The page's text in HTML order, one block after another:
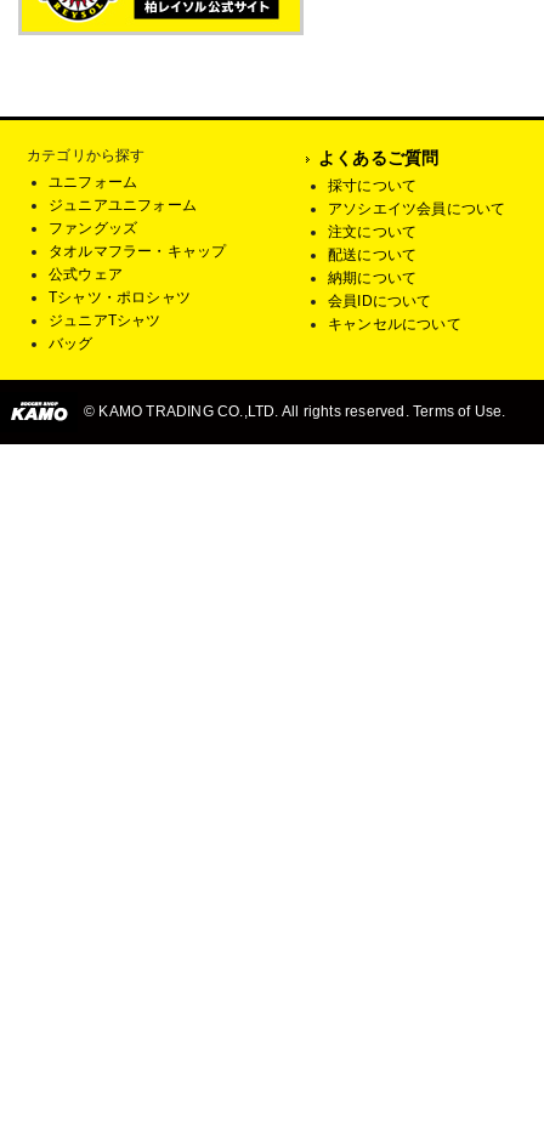
カテゴリから探す
ユニフォーム
ジュニアユニフォーム
ファングッズ
タオルマフラー・キャップ
公式ウェア
Tシャツ・ポロシャツ
ジュニアTシャツ
バッグ
よくあるご質問
採寸について
アソシエイツ会員について
注文について
配送について
納期について
会員IDについて
キャンセルについて
© KAMO TRADING CO.,LTD. All rights reserved. Terms of Use.